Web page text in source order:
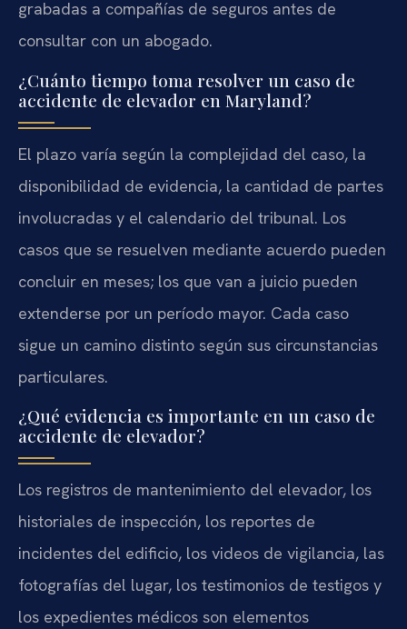
grabadas a compañías de seguros antes de
consultar con un abogado.
¿Cuánto tiempo toma resolver un caso de
accidente de elevador en Maryland?
El plazo varía según la complejidad del caso, la
disponibilidad de evidencia, la cantidad de partes
involucradas y el calendario del tribunal. Los
casos que se resuelven mediante acuerdo pueden
concluir en meses; los que van a juicio pueden
extenderse por un período mayor. Cada caso
sigue un camino distinto según sus circunstancias
particulares.
¿Qué evidencia es importante en un caso de
accidente de elevador?
Los registros de mantenimiento del elevador, los
historiales de inspección, los reportes de
incidentes del edificio, los videos de vigilancia, las
fotografías del lugar, los testimonios de testigos y
los expedientes médicos son elementos